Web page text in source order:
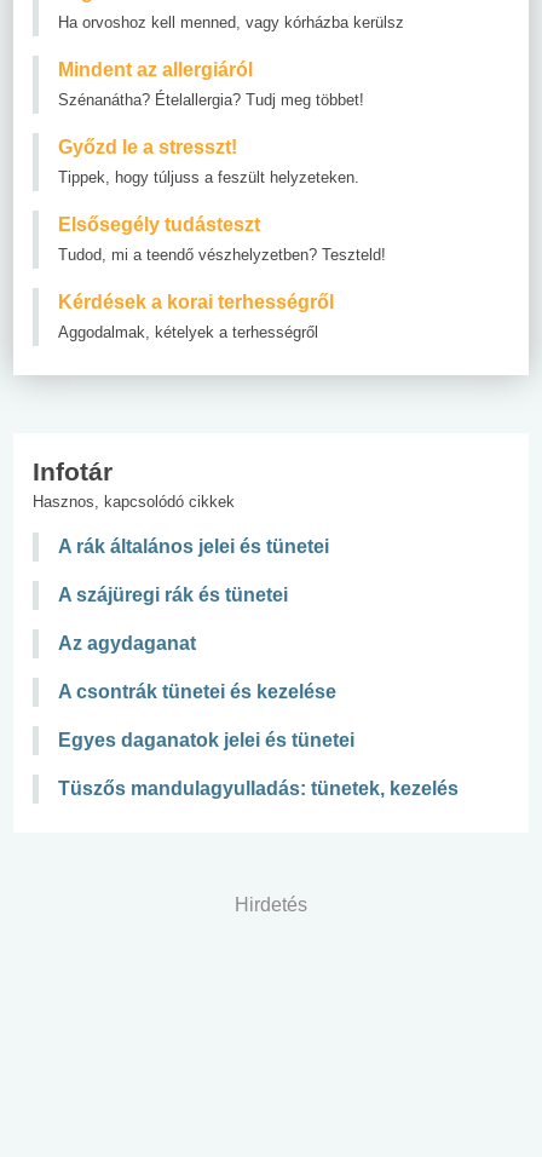
Ha orvoshoz kell menned, vagy kórházba kerülsz
Mindent az allergiáról
Szénanátha? Ételallergia? Tudj meg többet!
Győzd le a stresszt!
Tippek, hogy túljuss a feszült helyzeteken.
Elsősegély tudásteszt
Tudod, mi a teendő vészhelyzetben? Teszteld!
Kérdések a korai terhességről
Aggodalmak, kételyek a terhességről
Infotár
Hasznos, kapcsolódó cikkek
A rák általános jelei és tünetei
A szájüregi rák és tünetei
Az agydaganat
A csontrák tünetei és kezelése
Egyes daganatok jelei és tünetei
Tüszős mandulagyulladás: tünetek, kezelés
Hirdetés